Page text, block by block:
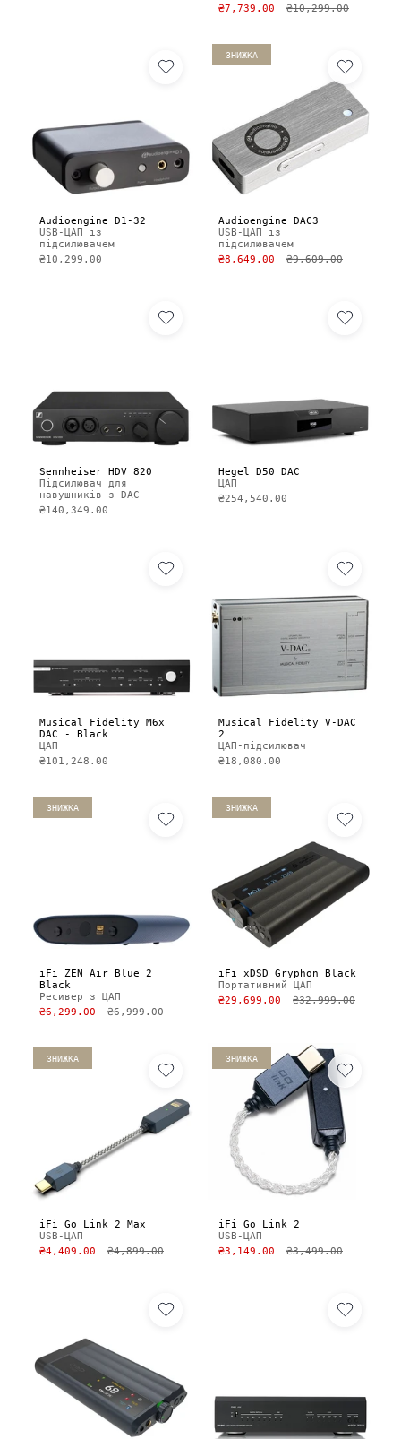
₴7,739.00
₴10,299.00
Audioengine D1-32
USB-ЦАП із
підсилювачем
₴10,299.00
ЗНИЖКА
Audioengine DAC3
USB-ЦАП із
підсилювачем
₴8,649.00
₴9,609.00
Sennheiser HDV 820
Підсилювач для
навушників з DAC
₴140,349.00
Hegel D50 DAC
ЦАП
₴254,540.00
Musical Fidelity M6x
DAC - Black
ЦАП
₴101,248.00
Musical Fidelity V-DAC
2
ЦАП-підсилювач
₴18,080.00
ЗНИЖКА
iFi ZEN Air Blue 2
Black
Ресивер з ЦАП
₴6,299.00
₴6,999.00
ЗНИЖКА
iFi xDSD Gryphon Black
Портативний ЦАП
₴29,699.00
₴32,999.00
ЗНИЖКА
iFi Go Link 2 Max
USB-ЦАП
₴4,409.00
₴4,899.00
ЗНИЖКА
iFi Go Link 2
USB-ЦАП
₴3,149.00
₴3,499.00